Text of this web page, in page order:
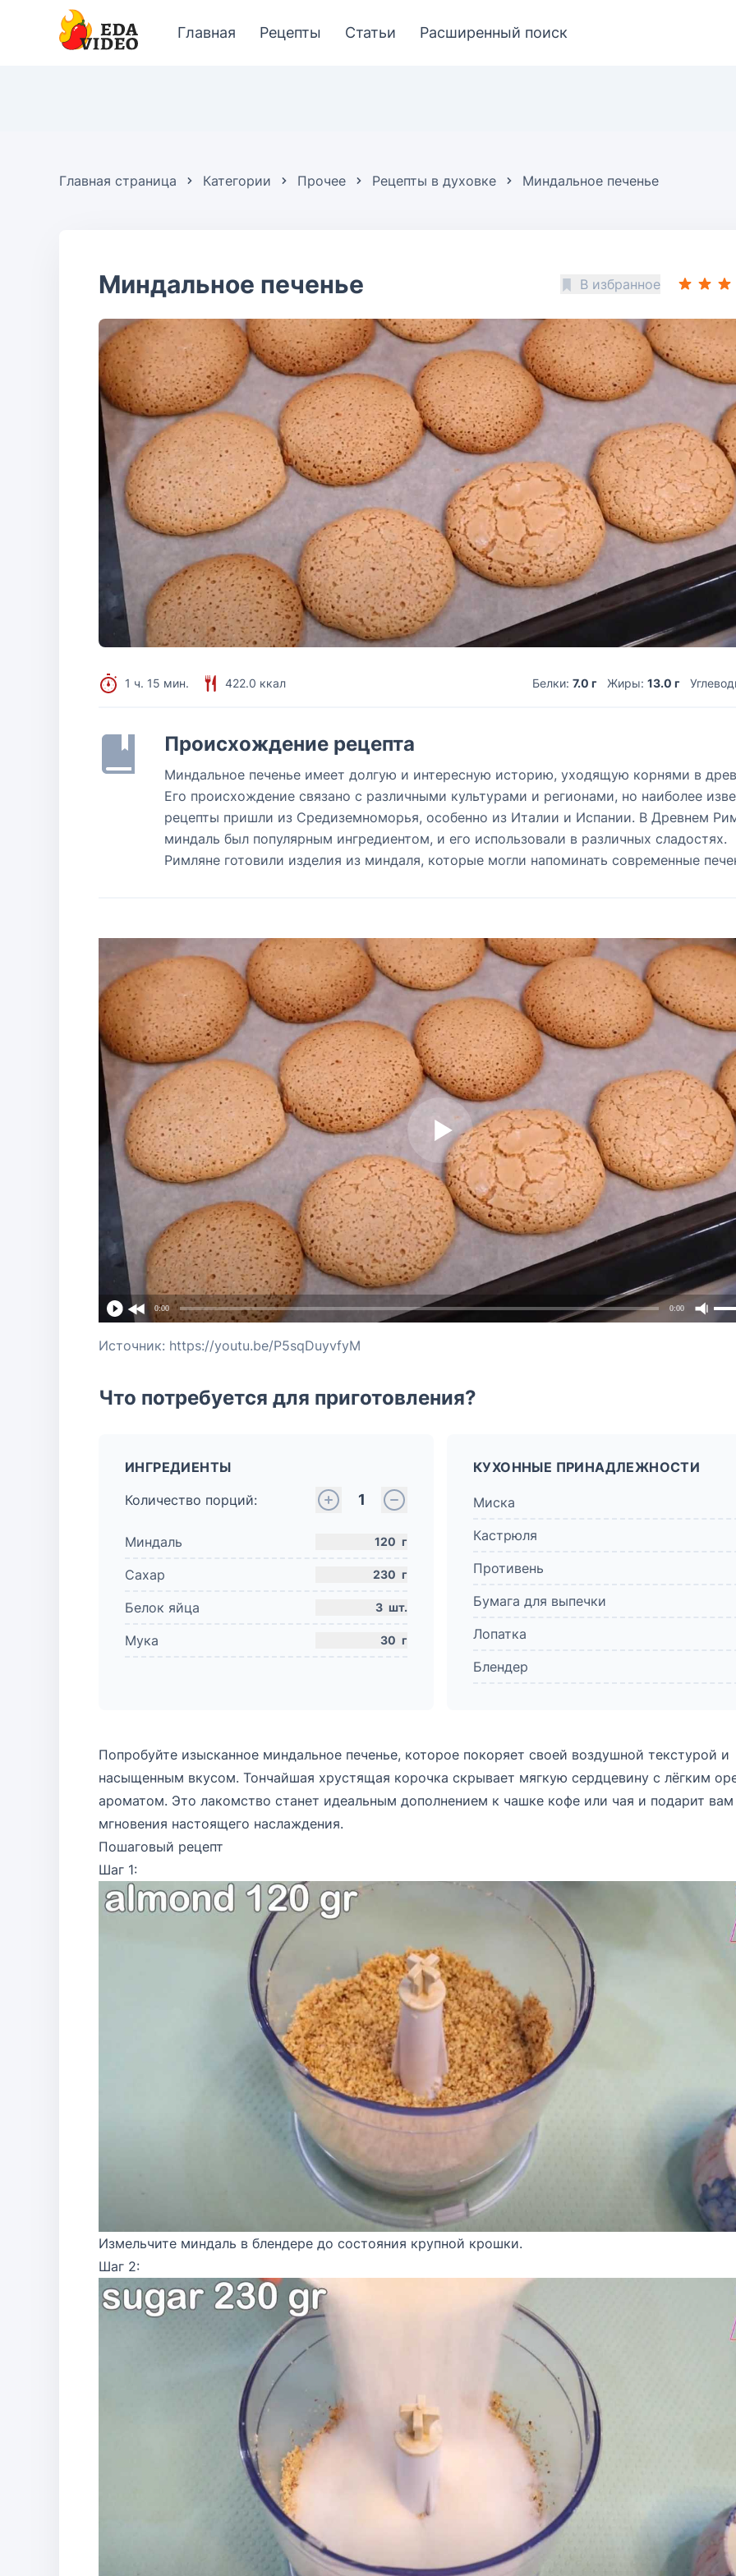
Главная Рецепты Статьи Расширенный поиск
Главная страница Категории Прочее Рецепты в духовке Миндальное печенье
Миндальное печенье В избранное
1 ч. 15 мин. 422.0 ккал Белки: 7.0 г Жиры: 13.0 г
Происхождение рецепта
Миндальное печенье имеет долгую и интересную историю, уходящую корнями в
Его происхождение связано с различными культурами и регионами, но наиболее
рецепты пришли из Средиземноморья, особенно из Италии и Испании. В Древнем
миндаль был популярным ингредиентом, и его использовали в различных сладостях.
Римляне готовили изделия из миндаля, которые могли напоминать современные
0:00 0:00
Источник: https://youtu.be/P5sqDuyvfyM
Что потребуется для приготовления?
ИНГРЕДИЕНТЫ
Количество порций:
1
Миндаль 120 г
Сахар 230 г
Белок яйца 3 шт.
Мука 30 г
КУХОННЫЕ ПРИНАДЛЕЖНОСТИ
Миска
Кастрюля
Противень
Бумага для выпечки
Лопатка
Блендер
Попробуйте изысканное миндальное печенье, которое покоряет своей воздушной текстурой и
насыщенным вкусом. Тончайшая хрустящая корочка скрывает мягкую сердцевину с лёгким
ароматом. Это лакомство станет идеальным дополнением к чашке кофе или чая и подарит вам
мгновения настоящего наслаждения.
Пошаговый рецепт
Шаг 1:
Измельчите миндаль в блендере до состояния крупной крошки.
Шаг 2: